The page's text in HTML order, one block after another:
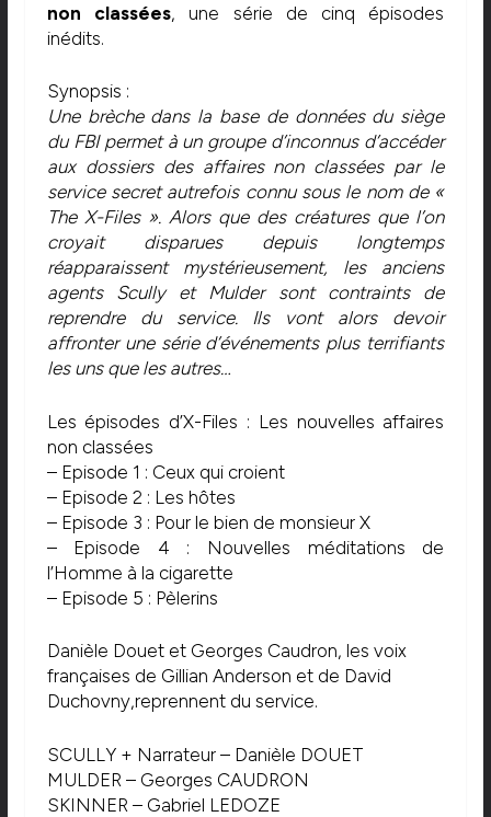
non classées, une série de cinq épisodes
inédits.
Synopsis :
Une brèche dans la base de données du siège
du FBI permet à un groupe d’inconnus d’accéder
aux dossiers des affaires non classées par le
service secret autrefois connu sous le nom de «
The X-Files ». Alors que des créatures que l’on
croyait disparues depuis longtemps
réapparaissent mystérieusement, les anciens
agents Scully et Mulder sont contraints de
reprendre du service. Ils vont alors devoir
affronter une série d’événements plus terrifiants
les uns que les autres…
Les épisodes d’X-Files : Les nouvelles affaires
non classées
– Episode 1 : Ceux qui croient
– Episode 2 : Les hôtes
– Episode 3 : Pour le bien de monsieur X
– Episode 4 : Nouvelles méditations de
l’Homme à la cigarette
– Episode 5 : Pèlerins
Danièle Douet et Georges Caudron, les voix
françaises de Gillian Anderson et de David
Duchovny,reprennent du service.
SCULLY + Narrateur – Danièle DOUET
MULDER – Georges CAUDRON
SKINNER – Gabriel LEDOZE